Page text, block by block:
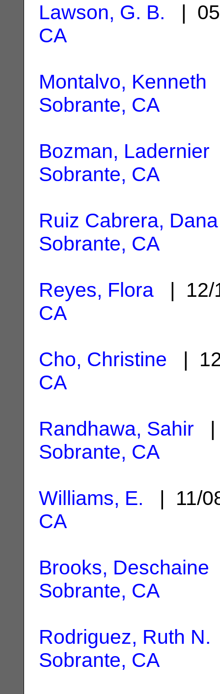
Lawson, G. B. |
CA
Montalvo, Kenneth
Sobrante, CA
Bozman, Ladernier
Sobrante, CA
Ruiz Cabrera, Dana
Sobrante, CA
Reyes, Flora | 12/
CA
Cho, Christine |
CA
Randhawa, Sahir |
Sobrante, CA
Williams, E. | 11/
CA
Brooks, Deschaine
Sobrante, CA
Rodriguez, Ruth N.
Sobrante, CA